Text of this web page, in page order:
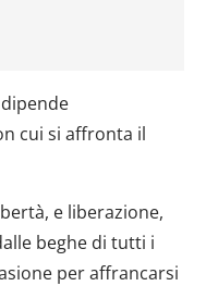
cui si affronta il
e liberazione,
beghe di tutti i
per affrancarsi